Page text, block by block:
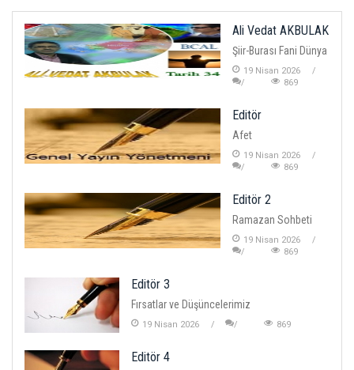
Ali Vedat AKBULAK
Şiir-Burası Fani Dünya
19 Nisan 2026
869
Editör
Afet
19 Nisan 2026
869
Editör 2
Ramazan Sohbeti
19 Nisan 2026
869
Editör 3
Fırsatlar ve Düşüncelerimiz
19 Nisan 2026 869
Editör 4